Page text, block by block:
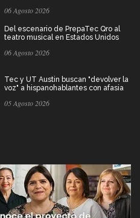
06 Agosto 2026
Del escenario de PrepaTec Qro al
teatro musical en Estados Unidos
06 Agosto 2026
Tec y UT Austin buscan "devolver la
voz" a hispanohablantes con afasia
05 Agosto 2026